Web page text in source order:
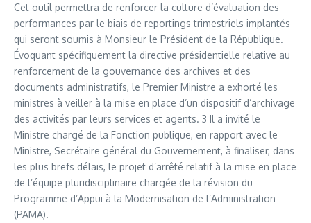
Cet outil permettra de renforcer la culture d’évaluation des
performances par le biais de reportings trimestriels implantés
qui seront soumis à Monsieur le Président de la République.
Évoquant spécifiquement la directive présidentielle relative au
renforcement de la gouvernance des archives et des
documents administratifs, le Premier Ministre a exhorté les
ministres à veiller à la mise en place d’un dispositif d’archivage
des activités par leurs services et agents. 3 Il a invité le
Ministre chargé de la Fonction publique, en rapport avec le
Ministre, Secrétaire général du Gouvernement, à finaliser, dans
les plus brefs délais, le projet d’arrêté relatif à la mise en place
de l’équipe pluridisciplinaire chargée de la révision du
Programme d’Appui à la Modernisation de l’Administration
(PAMA).